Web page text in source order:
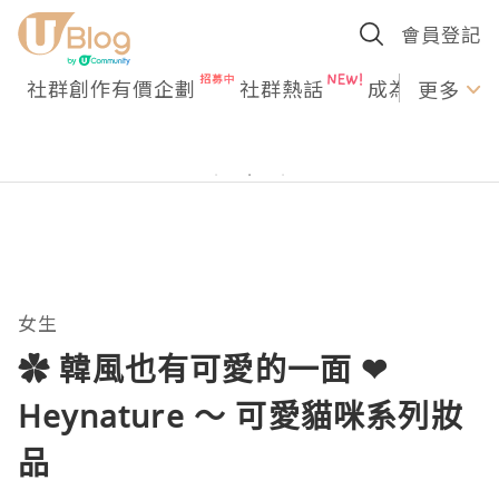
會員登記
社群創作有價企劃 社群熱話 成為U更多
女生
✿ 韓風也有可愛的一面 ❤
Heynature ～ 可愛貓咪系列妝
品